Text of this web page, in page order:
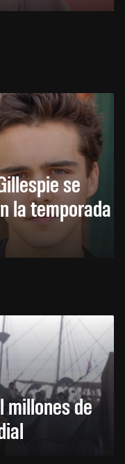
se
la temporada
millones de